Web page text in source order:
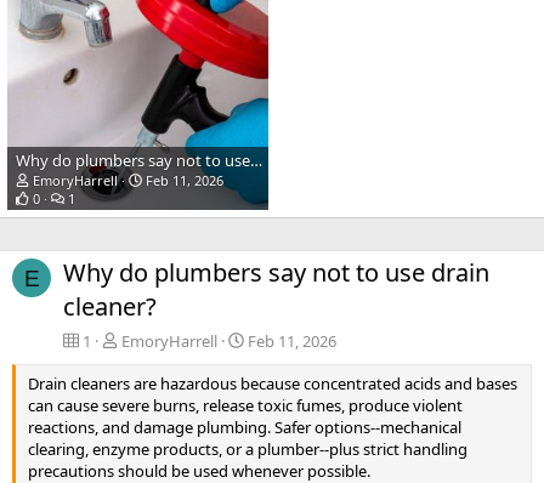
Why do plumbers say not to use drain cleaner?
EmoryHarrell
Feb 11, 2026
0
1
E
Why do plumbers say not to use drain
cleaner?
1 EmoryHarrell
Feb 11, 2026
Drain cleaners are hazardous because concentrated acids and bases
can cause severe burns, release toxic fumes, produce violent
reactions, and damage plumbing. Safer options--mechanical
clearing, enzyme products, or a plumber--plus strict handling
precautions should be used whenever possible.